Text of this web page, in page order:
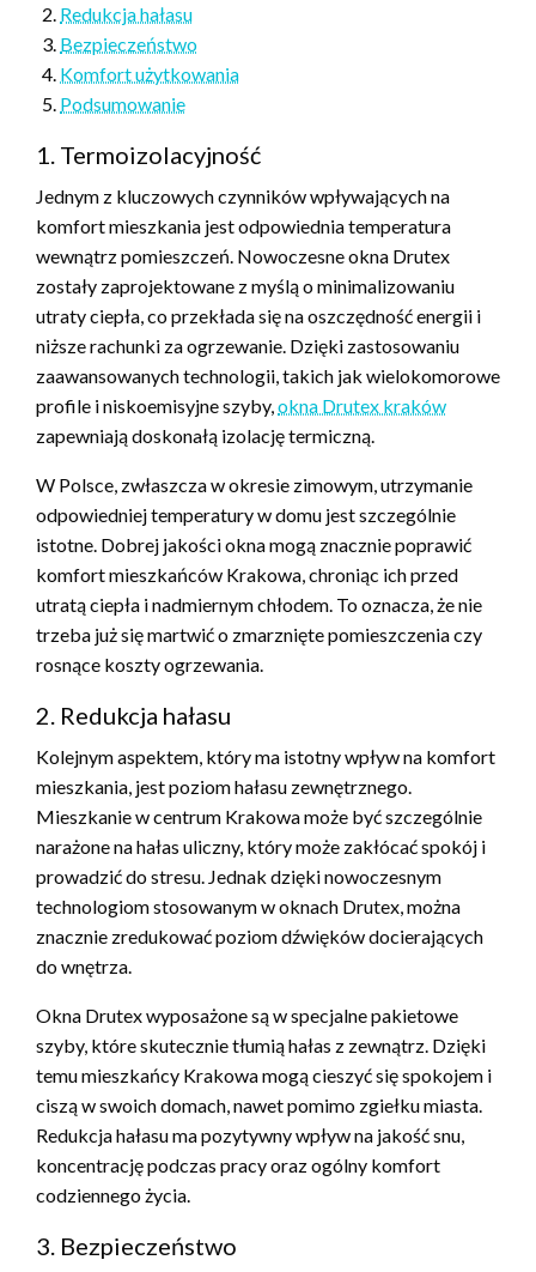
Redukcja hałasu
Bezpieczeństwo
Komfort użytkowania
Podsumowanie
1. Termoizolacyjność
Jednym z kluczowych czynników wpływających na
komfort mieszkania jest odpowiednia temperatura
wewnątrz pomieszczeń. Nowoczesne okna Drutex
zostały zaprojektowane z myślą o minimalizowaniu
utraty ciepła, co przekłada się na oszczędność energii i
niższe rachunki za ogrzewanie. Dzięki zastosowaniu
zaawansowanych technologii, takich jak wielokomorowe
profile i niskoemisyjne szyby,okna Drutex kraków
zapewniają doskonałą izolację termiczną.
W Polsce, zwłaszcza w okresie zimowym, utrzymanie
odpowiedniej temperatury w domu jest szczególnie
istotne. Dobrej jakości okna mogą znacznie poprawić
komfort mieszkańców Krakowa, chroniąc ich przed
utratą ciepła i nadmiernym chłodem. To oznacza, że nie
trzeba już się martwić o zmarznięte pomieszczenia czy
rosnące koszty ogrzewania.
2. Redukcja hałasu
Kolejnym aspektem, który ma istotny wpływ na komfort
mieszkania, jest poziom hałasu zewnętrznego.
Mieszkanie w centrum Krakowa może być szczególnie
narażone na hałas uliczny, który może zakłócać spokój i
prowadzić do stresu. Jednak dzięki nowoczesnym
technologiom stosowanym w oknach Drutex, można
znacznie zredukować poziom dźwięków docierających
do wnętrza.
Okna Drutex wyposażone są w specjalne pakietowe
szyby, które skutecznie tłumią hałas z zewnątrz. Dzięki
temu mieszkańcy Krakowa mogą cieszyć się spokojem i
ciszą w swoich domach, nawet pomimo zgiełku miasta.
Redukcja hałasu ma pozytywny wpływ na jakość snu,
koncentrację podczas pracy oraz ogólny komfort
codziennego życia.
3. Bezpieczeństwo